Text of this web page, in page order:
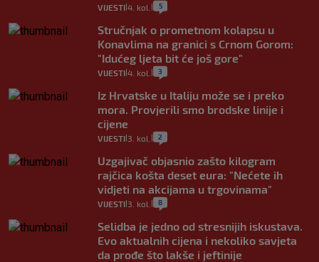
VIJESTI 4. kol. 5
Stručnjak o prometnom kolapsu u
Konavlima na granici s Crnom Gorom:
"Idućeg ljeta bit će još gore"
VIJESTI 4. kol. 3
Iz Hrvatske u Italiju može se i preko
mora. Provjerili smo brodske linije i
cijene
VIJESTI 3. kol. 2
Uzgajivač objasnio zašto kilogram
rajčica košta deset eura: "Nećete ih
vidjeti na akcijama u trgovinama"
VIJESTI 3. kol. 8
Selidba je jedno od stresnijih iskustava.
Evo aktualnih cijena i nekoliko savjeta
da prođe što lakše i jeftinije